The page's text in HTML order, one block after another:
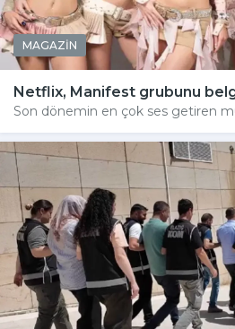
MAGAZİN
Netflix, Manifest grubunu
Son dönemin en çok ses getiren